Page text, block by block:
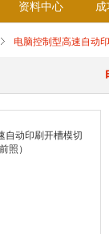
资料中心 成
电脑控制型高速自动